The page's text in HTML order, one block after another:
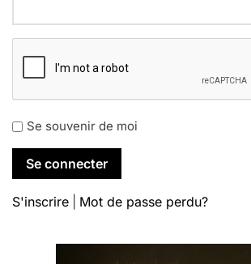
Se souvenir de moi
S'inscrire Mot de passe perdu?